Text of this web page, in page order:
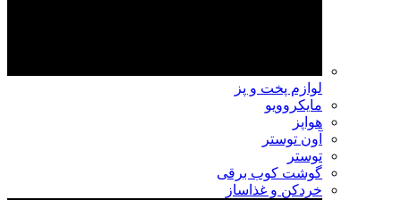
لوازم پخت و پز
مایکروویو
هواپز
آون توستر
توستر
گوشت کوب برقی
خردکن و غذاساز